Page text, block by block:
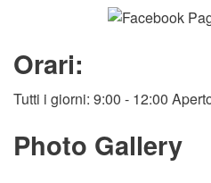
Orari:
Tutti i giorni: 9:00 - 12:00
Photo Gallery